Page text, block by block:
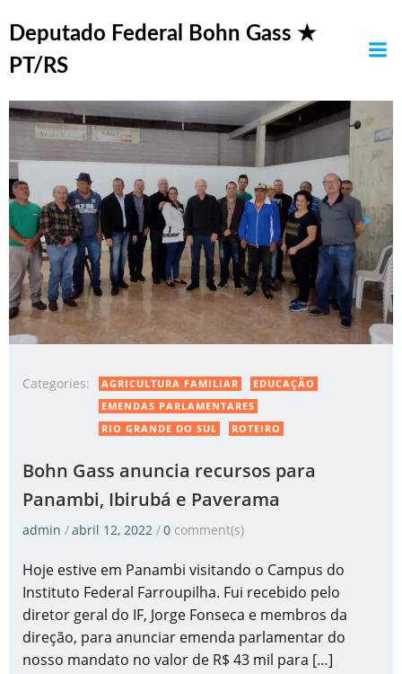
para
Deputado Federal Bohn Gass ★
PT/RS
Posts in abril 12, 2022
Categories: AGRICULTURA FAMILIAR
EDUCAÇÃO
EMENDAS PARLAMENTARES
RIO GRANDE DO SUL
ROTEIRO
Bohn Gass anuncia recursos para
Panambi, Ibirubá e Paverama
admin /abril 12, 2022 /0 comment(s)
Hoje estive em Panambi visitando o Campus do
Instituto Federal Farroupilha. Fui recebido pelo
diretor geral do IF, Jorge Fonseca e membros da
direção, para anunciar emenda parlamentar do
nosso mandato no valor de R$ 43 mil para […]